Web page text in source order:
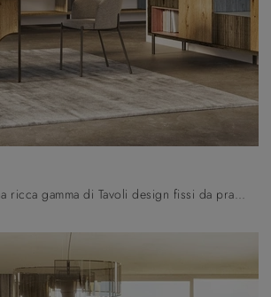
Clicca e scopri una ricca gamma di Tavoli design fissi da pranzo! Il modello Nexus X di Pizzolato ti attende.